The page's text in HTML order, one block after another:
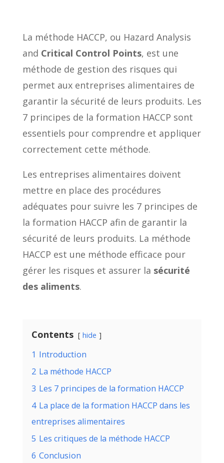
La méthode HACCP, ou Hazard Analysis
and Critical Control Points, est une
méthode de gestion des risques qui
permet aux entreprises alimentaires de
garantir la sécurité de leurs produits. Les
7 principes de la formation HACCP sont
essentiels pour comprendre et appliquer
correctement cette méthode.
Les entreprises alimentaires doivent
mettre en place des procédures
adéquates pour suivre les 7 principes de
la formation HACCP afin de garantir la
sécurité de leurs produits. La méthode
HACCP est une méthode efficace pour
gérer les risques et assurer la sécurité
des aliments.
Contents hide
1 Introduction
2 La méthode HACCP
3 Les 7 principes de la formation HACCP
4 La place de la formation HACCP dans les
entreprises alimentaires
5 Les critiques de la méthode HACCP
6 Conclusion